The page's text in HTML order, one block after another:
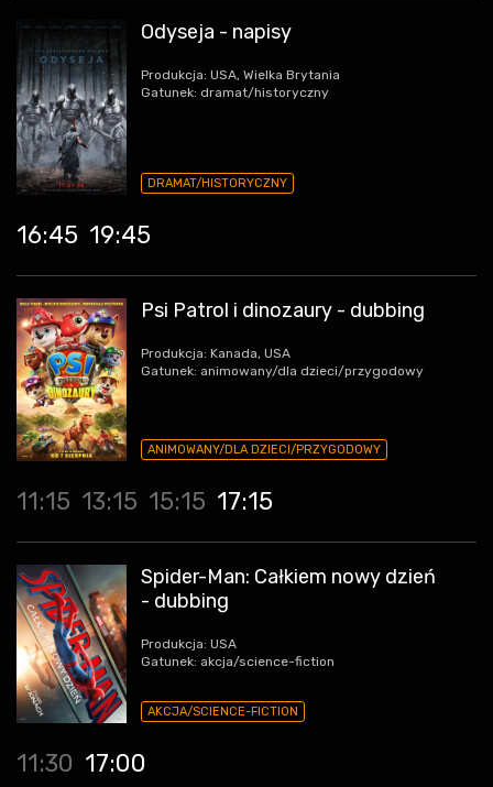
Odyseja - napisy
Produkcja: USA, Wielka Brytania
Gatunek: dramat/historyczny
DRAMAT/HISTORYCZNY
16:45 19:45
Psi Patrol i dinozaury - dubbing
Produkcja: Kanada, USA
Gatunek: animowany/dla dzieci/przygodowy
ANIMOWANY/DLA DZIECI/PRZYGODOWY
11:15 13:15 15:15 17:15
Spider-Man: Całkiem nowy dzień
- dubbing
Produkcja: USA
Gatunek: akcja/science-fiction
AKCJA/SCIENCE-FICTION
11:30 17:00